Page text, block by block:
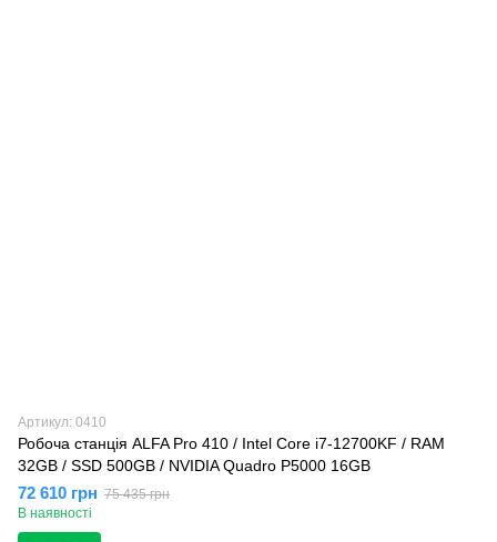
Артикул: 0410
Робоча станція ALFA Pro 410 / Intel Core i7-12700KF / RAM
32GB / SSD 500GB / NVIDIA Quadro P5000 16GB
72 610 грн 75 435 грн
В наявності